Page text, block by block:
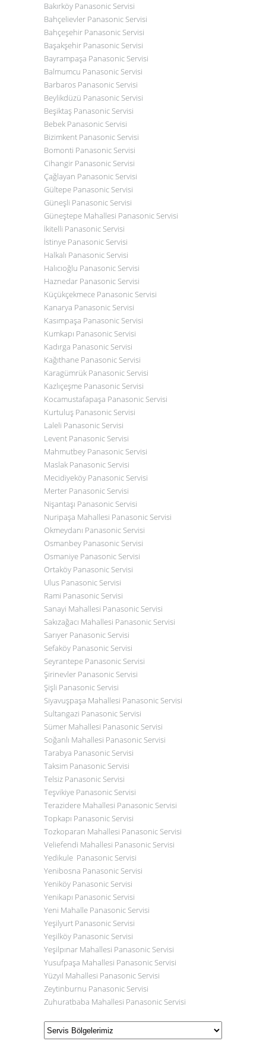
Bakırköy Panasonic Servisi
Bahçelievler Panasonic Servisi
Bahçeşehir Panasonic Servisi
Başakşehir Panasonic Servisi
Bayrampaşa Panasonic Servisi
Balmumcu Panasonic Servisi
Barbaros Panasonic Servisi
Beylikdüzü Panasonic Servisi
Beşiktaş Panasonic Servisi
Bebek Panasonic Servisi
Bizimkent Panasonic Servisi
Bomonti Panasonic Servisi
Cihangir Panasonic Servisi
Çağlayan Panasonic Servisi
Gültepe Panasonic Servisi
Güneşli PanasonicServisi
Güneştepe Mahallesi PanasonicServisi
İkitelli PanasonicServisi
İstinye PanasonicServisi
Halkalı PanasonicServisi
Halıcıoğlu PanasonicServisi
Haznedar PanasonicServisi
Küçükçekmece PanasonicServisi
Kanarya PanasonicServisi
Kasımpaşa PanasonicServisi
Kumkapı PanasonicServisi
Kadırga PanasonicServisi
Kağıthane PanasonicServisi
Karagümrük PanasonicServisi
Kazlıçeşme PanasonicServisi
Kocamustafapaşa PanasonicServisi
Kurtuluş PanasonicServisi
Laleli PanasonicServisi
Levent PanasonicServisi
Mahmutbey PanasonicServisi
Maslak PanasonicServisi
Mecidiyeköy PanasonicServisi
Merter PanasonicServisi
Nişantaşı PanasonicServisi
Nuripaşa Mahallesi PanasonicServisi
Okmeydanı PanasonicServisi
Osmanbey PanasonicServisi
Osmaniye PanasonicServisi
Ortaköy PanasonicServisi
Ulus PanasonicServisi
Rami PanasonicServisi
Sanayi Mahallesi PanasonicServisi
Sakızağacı Mahallesi PanasonicServisi
Sarıyer PanasonicServisi
Sefaköy PanasonicServisi
Seyrantepe PanasonicServisi
Şirinevler PanasonicServisi
Şişli PanasonicServisi
Siyavuşpaşa Mahallesi PanasonicServisi
Sultangazi PanasonicServisi
Sümer Mahallesi PanasonicServisi
Soğanlı Mahallesi PanasonicServisi
Tarabya PanasonicServisi
Taksim PanasonicServisi
Telsiz PanasonicServisi
Teşvikiye PanasonicServisi
Terazidere Mahallesi PanasonicServisi
Topkapı PanasonicServisi
Tozkoparan Mahallesi PanasonicServisi
Veliefendi Mahallesi PanasonicServisi
Yedikule PanasonicServisi
Yenibosna PanasonicServisi
Yeniköy PanasonicServisi
Yenikapı PanasonicServisi
Yeni Mahalle PanasonicServisi
Yeşilyurt PanasonicServisi
Yeşilköy PanasonicServisi
Yeşilpınar Mahallesi PanasonicServisi
Yusufpaşa Mahallesi PanasonicServisi
Yüzyıl Mahallesi PanasonicServisi
Zeytinburnu PanasonicServisi
Zuhuratbaba Mahallesi PanasonicServisi